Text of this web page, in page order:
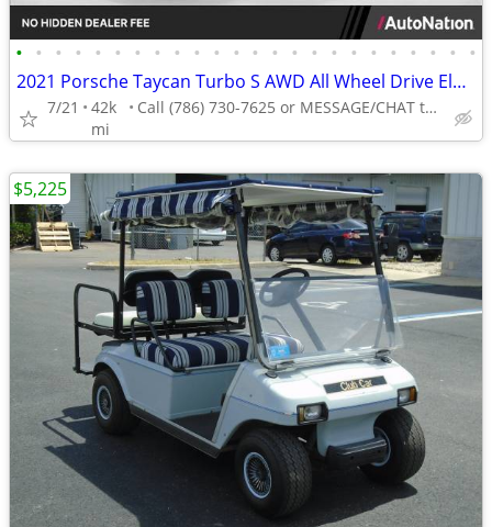
• • • • • • • • • • • • • • • • • • • • • • • •
2021 Porsche Taycan Turbo S AWD All Wheel Drive Electric AUTONATION
7/21
42k
mi
Call (786) 730-7625 or MESSAGE/CHAT to confirm availability
$5,225